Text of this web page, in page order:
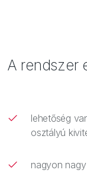
A rendszer
lehetőség
osztályú
nagyon